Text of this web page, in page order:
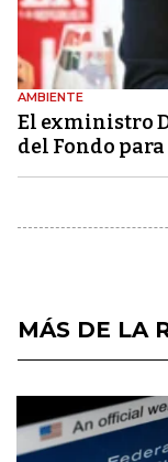
AMBIENTE
El exministro
del Fondo
MÁS DE LA